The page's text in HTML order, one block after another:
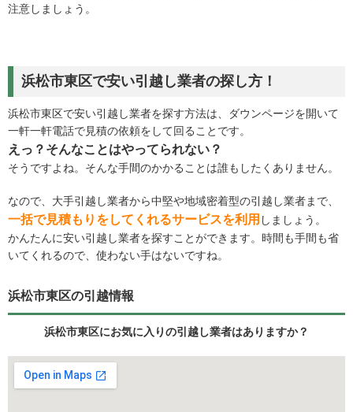
注意しましょう。
浜松市東区で安い引越し業者の探し方！
浜松市東区で安い引越し業者を探す方法は、ダウンページを開いて
一軒一軒電話で見積の依頼をして回ることです。
えっ？そんなことはやってられない？
そうですよね。そんな手間のかかることは誰もしたくありません。
なので、大手引越し業者から中堅や地域密着型の引越し業者まで、
一括で見積もりをしてくれるサービスを利用 しましょう。
かんたんに安い引越し業者を探すことができます。時間も手間も省
いてくれるので、使わない手はないですね。
浜松市東区の引越情報
浜松市東区にお気に入りの引越し業者はありますか？